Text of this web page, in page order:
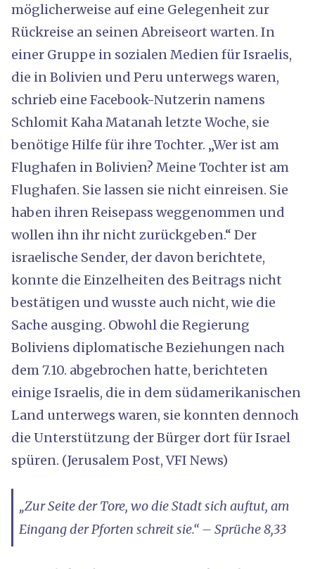
möglicherweise auf eine Gelegenheit zur
Rückreise an seinen Abreiseort warten. In
einer Gruppe in sozialen Medien für Israelis,
die in Bolivien und Peru unterwegs waren,
schrieb eine Facebook-Nutzerin namens
Schlomit Kaha Matanah letzte Woche, sie
benötige Hilfe für ihre Tochter. „Wer ist am
Flughafen in Bolivien? Meine Tochter ist am
Flughafen. Sie lassen sie nicht einreisen. Sie
haben ihren Reisepass weggenommen und
wollen ihn ihr nicht zurückgeben.“ Der
israelische Sender, der davon berichtete,
konnte die Einzelheiten des Beitrags nicht
bestätigen und wusste auch nicht, wie die
Sache ausging. Obwohl die Regierung
Boliviens diplomatische Beziehungen nach
dem 7.10. abgebrochen hatte, berichteten
einige Israelis, die in dem südamerikanischen
Land unterwegs waren, sie konnten dennoch
die Unterstützung der Bürger dort für Israel
spüren. (Jerusalem Post, VFI News)
„Zur Seite der Tore, wo die Stadt sich auftut, am
Eingang der Pforten schreit sie.“ – Sprüche 8,33